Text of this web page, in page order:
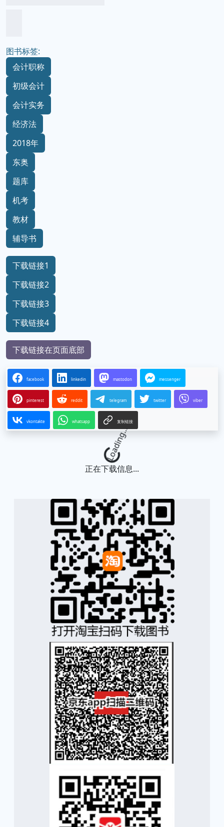
图书标签:
会计职称
初级会计
会计实务
经济法
2018年
东奥
题库
机考
教材
辅导书
下载链接1
下载链接2
下载链接3
下载链接4
下载链接在页面底部
facebook linkedin mastodon messenger
pinterest reddit telegram twitter viber
vkontakte whatsapp 复制链接
Loading...
正在下载信息...